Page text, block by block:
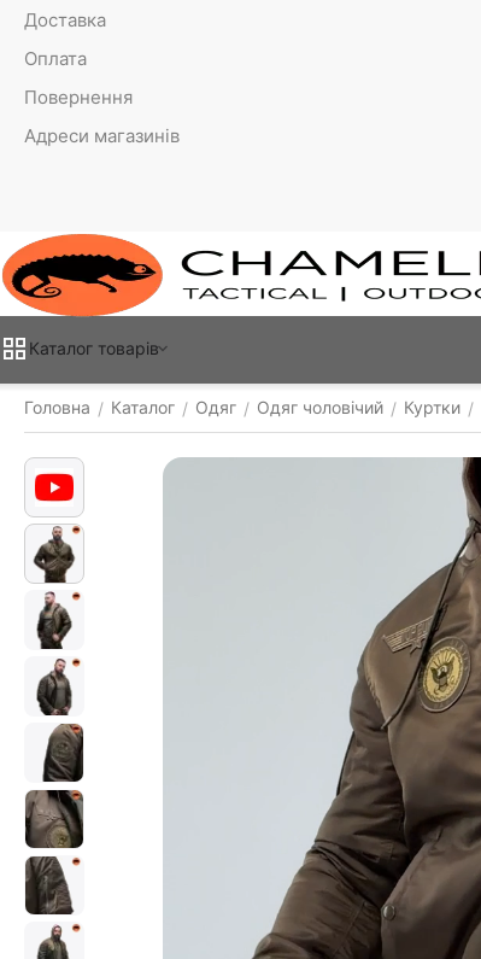
Доставка
Оплата
Повернення
Адреси магазинів
Каталог товарiв
Головна / Каталог / Одяг / Одяг чоловічий / Куртки /